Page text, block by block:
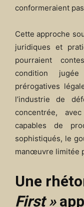
conformeraient
Cette approche
juridiques et
pourraient
condition
prérogatives
l’industrie de
concentrée,
capables de
sophistiqués, le
manœuvre limitée
Une
First »